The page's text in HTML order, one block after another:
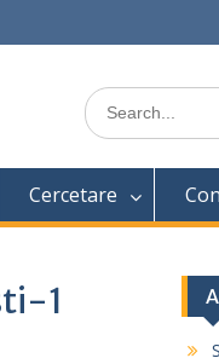
Search
for:
Cercetare
1